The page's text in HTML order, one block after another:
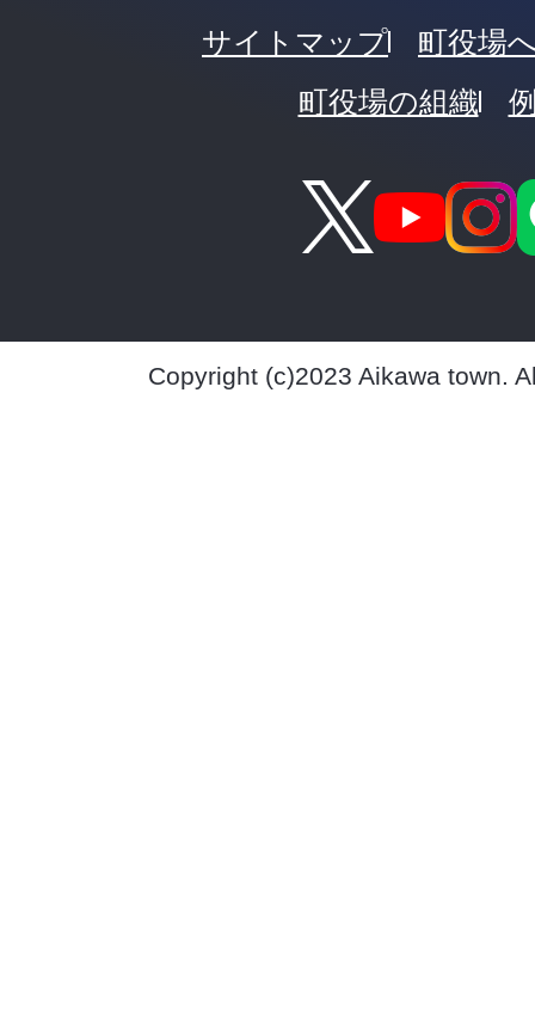
サイトマップ
町役場
町役場の組織
Copyright (c)2023 Aikawa town.